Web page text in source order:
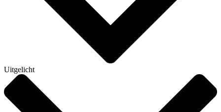
Uitgelicht